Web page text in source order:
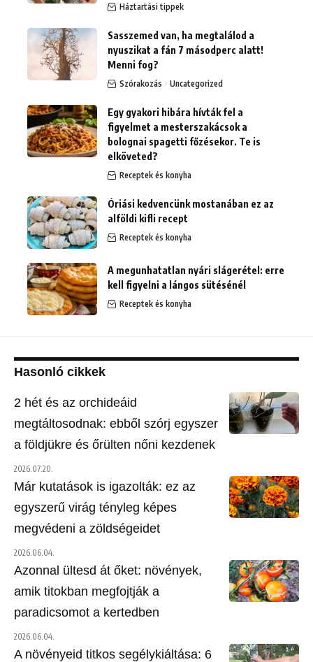
Háztartási tippek
Sasszemed van, ha megtalálod a
nyuszikat a fán 7 másodperc alatt!
Menni fog?
Szórakozás Uncategorized
Egy gyakori hibára hívták fel a
figyelmet a mesterszakácsok a
bolognai spagetti főzésekor. Te is
elköveted?
Receptek és konyha
Óriási kedvencünk mostanában ez az
alföldi kifli recept
Receptek és konyha
A megunhatatlan nyári slágerétel: erre
kell figyelni a lángos sütésénél
Receptek és konyha
Hasonló cikkek
2 hét és az orchideáid
megtáltosodnak: ebből szórj egyszer
a földjükre és őrülten nőni kezdenek
2026.07.20.
Már kutatások is igazolták: ez az
egyszerű virág tényleg képes
megvédeni a zöldségeidet
2026.06.04.
Azonnal ültesd át őket: növények,
amik titokban megfojtják a
paradicsomot a kertedben
2026.06.04.
A növényeid titkos segélykiáltása: 6